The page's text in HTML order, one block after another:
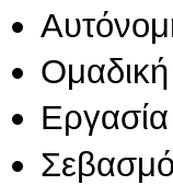
Εργασία